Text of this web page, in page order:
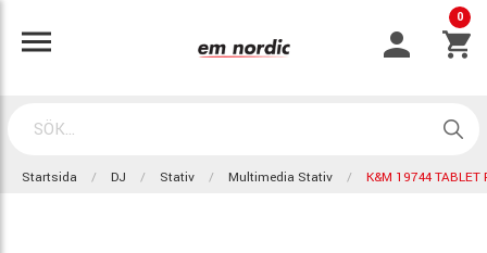
0
Startsida DJ Stativ Multimedia Stativ K&M 19744 TABLET